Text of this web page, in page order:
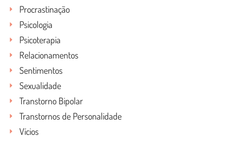
Procrastinação
Psicologia
Psicoterapia
Relacionamentos
Sentimentos
Sexualidade
Transtorno Bipolar
Transtornos de Personalidade
Vícios